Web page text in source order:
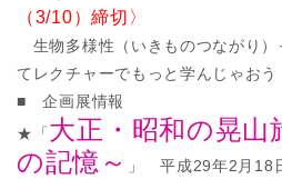
（3/10）締切〉
生物多様性（いきものつながり）
てレクチャーでもっと学んじゃおう
■ 企画展情報
★「 大正・昭和の晃山
の記憶～
」 平成29年2月18